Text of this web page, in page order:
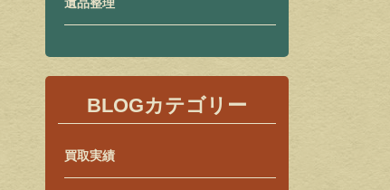
BLOGカテゴリー
買取実績